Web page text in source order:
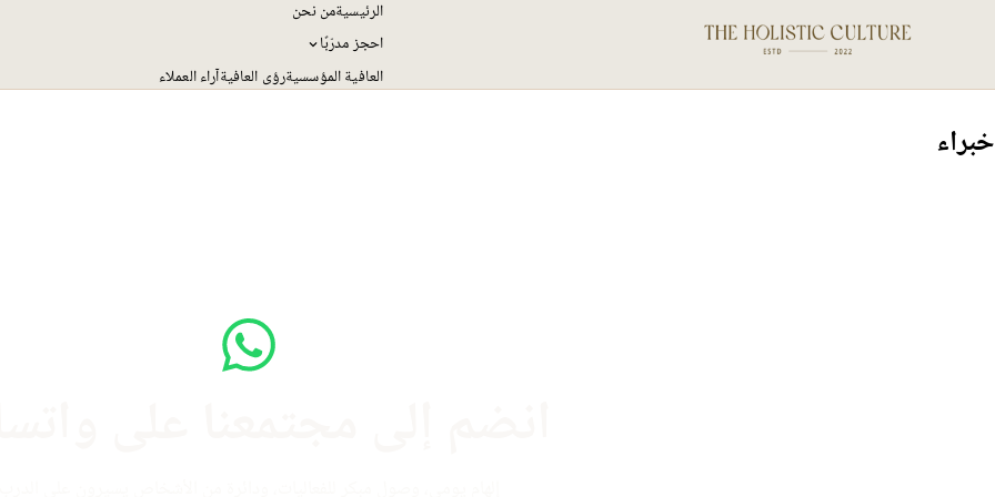
الرئيسيةمن نحن
احجز مدرّبًا
العافية المؤسسيةرؤى العافيةآراء العملاء
خبراء